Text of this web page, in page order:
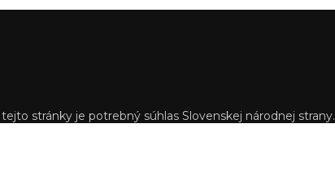
stránky je potrebný súhlas Slovenskej národnej strany.